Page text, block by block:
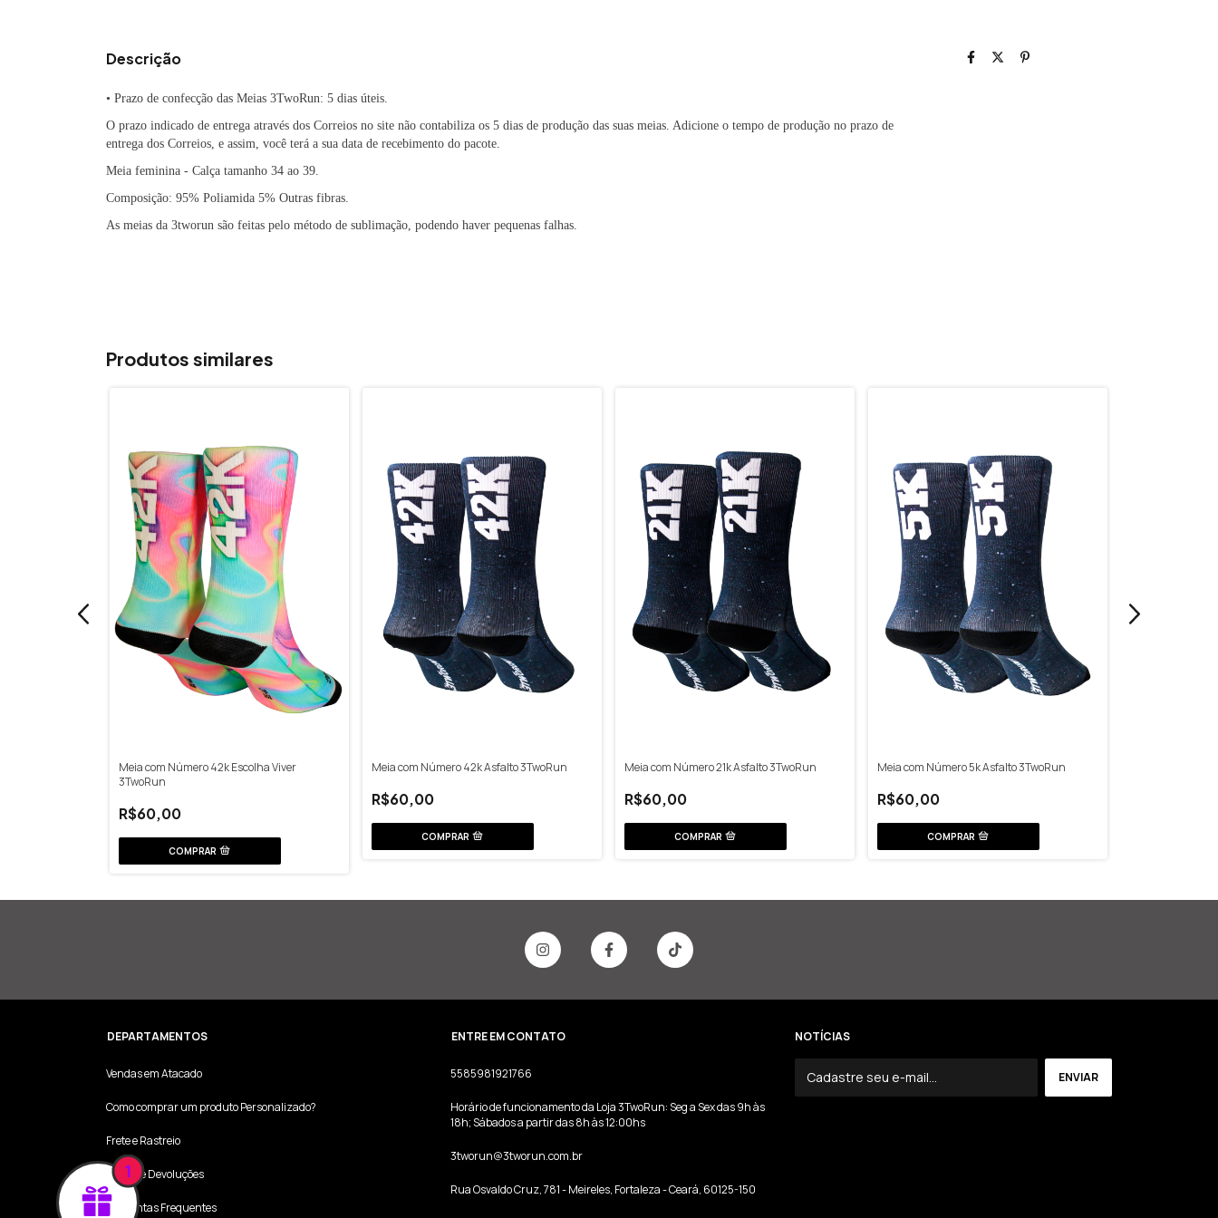
Descrição
• Prazo de confecção das Meias 3TwoRun: 5 dias úteis.
O prazo indicado de entrega através dos Correios no site não contabiliza os 5 dias de produção das suas meias. Adicione o tempo de produção no prazo de
entrega dos Correios, e assim, você terá a sua data de recebimento do pacote.
Meia feminina - Calça tamanho 34 ao 39.
Composição: 95% Poliamida 5% Outras fibras.
As meias da 3tworun são feitas pelo método de sublimação, podendo haver pequenas falhas.
Produtos similares
Meia com Número 42k Escolha Viver
3TwoRun
R$60,00
Meia com Número 42k Asfalto 3TwoRun
R$60,00
Meia com Número 21k Asfalto 3TwoRun
R$60,00
Meia com Número 5k Asfalto 3TwoRun
R$60,00
DEPARTAMENTOS
Vendas em Atacado
Como comprar um produto Personalizado?
Frete e Rastreio
Trocas e Devoluções
Perguntas Frequentes
ENTRE EM CONTATO
5585981921766
Horário de funcionamento da Loja 3TwoRun: Seg a Sex das 9h às
18h; Sábados a partir das 8h às 12:00hs
3tworun@3tworun.com.br
Rua Osvaldo Cruz, 781 - Meireles, Fortaleza - Ceará, 60125-150
NOTÍCIAS
1